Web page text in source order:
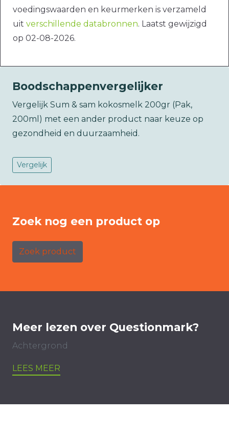
voedingswaarden en keurmerken is verzameld
uit verschillende databronnen. Laatst gewijzigd
op 02-08-2026.
Boodschappenvergelijker
Vergelijk Sum & sam kokosmelk 200gr (Pak,
200ml) met een ander product naar keuze op
gezondheid en duurzaamheid.
Vergelijk
Zoek nog een product op
Zoek product
Meer lezen over Questionmark?
Achtergrond
LEES MEER